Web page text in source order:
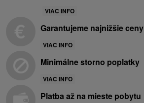
VIAC INFO
Garantujeme najnižšie ceny
VIAC INFO
Minimálne storno poplatky
VIAC INFO
Platba až na mieste pobytu